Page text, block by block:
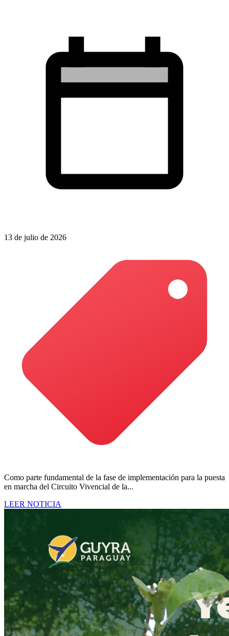
13 de julio de 2026
Como parte fundamental de la fase de implementación para la puesta
en marcha del Circuito Vivencial de la...
LEER NOTICIA